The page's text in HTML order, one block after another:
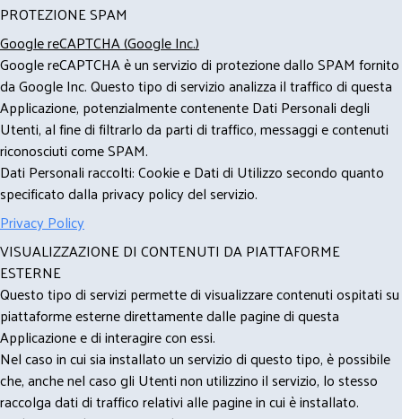
PROTEZIONE SPAM
Google reCAPTCHA (Google Inc.)
Google reCAPTCHA è un servizio di protezione dallo SPAM fornito
da Google Inc. Questo tipo di servizio analizza il traffico di questa
Applicazione, potenzialmente contenente Dati Personali degli
Utenti, al fine di filtrarlo da parti di traffico, messaggi e contenuti
riconosciuti come SPAM.
Dati Personali raccolti: Cookie e Dati di Utilizzo secondo quanto
specificato dalla privacy policy del servizio.
Privacy Policy
VISUALIZZAZIONE DI CONTENUTI DA PIATTAFORME
ESTERNE
Questo tipo di servizi permette di visualizzare contenuti ospitati su
piattaforme esterne direttamente dalle pagine di questa
Applicazione e di interagire con essi.
Nel caso in cui sia installato un servizio di questo tipo, è possibile
che, anche nel caso gli Utenti non utilizzino il servizio, lo stesso
raccolga dati di traffico relativi alle pagine in cui è installato.